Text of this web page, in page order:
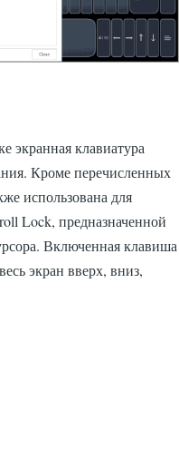
экранная клавиатура
Кроме перечисленных
использована для
Lock, предназначенной
Включенная клавиша
экран вверх, вниз,